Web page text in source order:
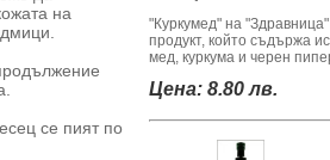
на
се пият по
"Куркумед" на
продукт, който съдържа
мед, куркума и черен
Цена: 8.80 лв.